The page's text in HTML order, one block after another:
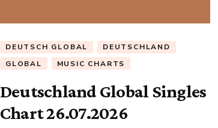
DEUTSCH GLOBAL
DEUTSCHLAND
GLOBAL
MUSIC CHARTS
Deutschland Global Singles
Chart 26.07.2026